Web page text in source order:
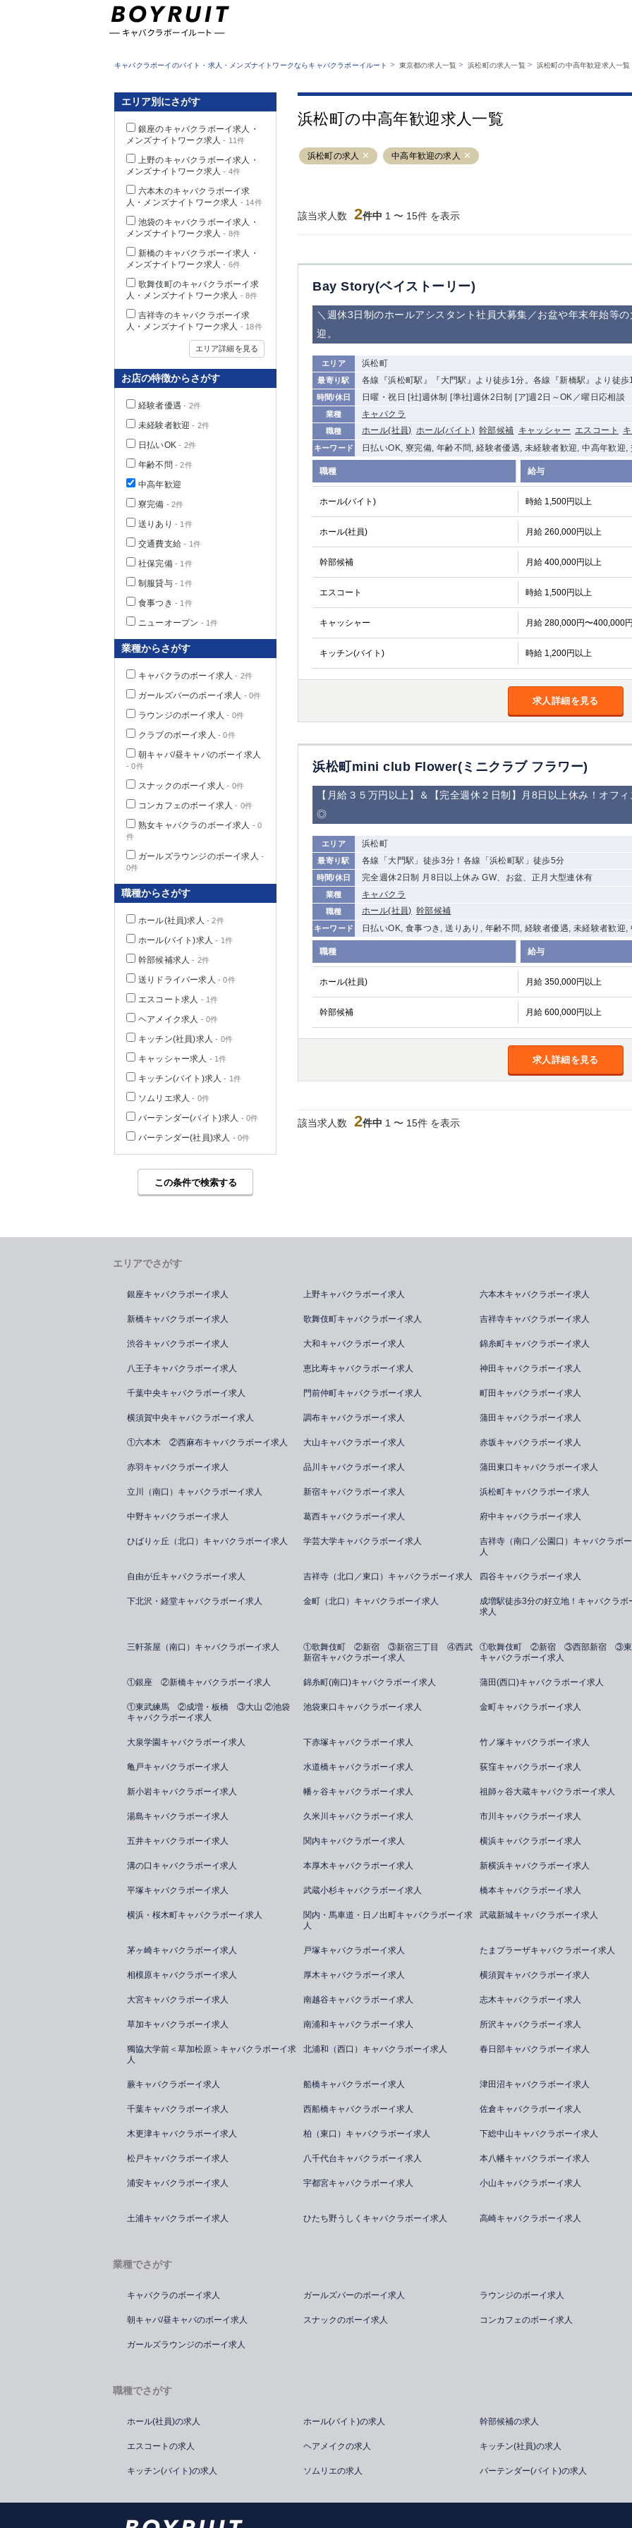
業種から探す
職種から探す
キャバクラボーイルートとは？
サイトマップ
キャバクラボーイのバイト・求人・メンズナイトワークならキャバクラボーイルート > 東京都の求人一覧 >浜松町の求人一覧> 浜松町の中高年歓迎求人一覧
浜松町の中高年歓迎求人一覧
浜松町の求人 中高年歓迎の求人
該当求人数 2件中 1 〜 15件 を表示
Bay Story(ベイストーリー)
＼週休3日制のホールアシスタント社員大募集／お盆や年末年始等
迎。
エリア 浜松町
最寄り駅 各線『浜松町駅』『大門駅』より徒歩1分。各線『新橋駅』より徒
時間/休日 日曜・祝日 [社]週休制 [準社]週休2日制 [ア]週2日～OK／曜日応相談
業種 キャバクラ
職種 ホール(社員) ホール(バイト) 幹部候補 キャッシャー エスコート
キーワード 日払いOK, 寮完備, 年齢不問, 経験者優遇, 未経験者歓迎, 中高年歓迎,
職種 給与
ホール(バイト) 時給 1,500円以上
ホール(社員) 月給 260,000円以上
幹部候補 月給 400,000円以上
エスコート 時給 1,500円以上
キャッシャー 月給 280,000円〜400,000
キッチン(バイト) 時給 1,200円以上
求人詳細を見る
浜松町mini club Flower(ミニクラブ フラワー)
【月給３５万円以上】＆【完全週休２日制】月8日以上休み！オフ
◎
エリア 浜松町
最寄り駅 各線「大門駅」徒歩3分！各線「浜松町駅」徒歩5分
時間/休日 完全週休2日制 月8日以上休み GW、お盆、正月大型連休有
業種 キャバクラ
職種 ホール(社員) 幹部候補
キーワード 日払いOK, 食事つき, 送りあり, 年齢不問, 経験者優遇, 未経験者歓迎,
職種 給与
ホール(社員) 月給 350,000円以上
幹部候補 月給 600,000円以上
求人詳細を見る
該当求人数 2件中 1 〜 15件 を表示
エリア別にさがす
銀座のキャバクラボーイ求人・
メンズナイトワーク求人 - 11件
上野のキャバクラボーイ求人・
メンズナイトワーク求人 - 4件
六本木のキャバクラボーイ求
人・メンズナイトワーク求人 - 14件
池袋のキャバクラボーイ求人・
メンズナイトワーク求人 - 8件
新橋のキャバクラボーイ求人・
メンズナイトワーク求人 - 6件
歌舞伎町のキャバクラボーイ求
人・メンズナイトワーク求人 - 8件
吉祥寺のキャバクラボーイ求
人・メンズナイトワーク求人 - 18件
エリア詳細を見る
お店の特徴からさがす
経験者優遇 - 2件
未経験者歓迎 - 2件
日払いOK - 2件
年齢不問 - 2件
中高年歓迎
寮完備 - 2件
送りあり - 1件
交通費支給 - 1件
社保完備- 1件
制服貸与- 1件
食事つき - 1件
ニューオープン - 1件
業種からさがす
キャバクラのボーイ求人 - 2件
ガールズバーのボーイ求人 - 0件
ラウンジのボーイ求人 - 0件
クラブのボーイ求人 - 0件
朝キャバ/昼キャバのボーイ求人
- 0件
スナックのボーイ求人 - 0件
コンカフェのボーイ求人 - 0件
熟女キャバクラのボーイ求人 - 0
件
ガールズラウンジのボーイ求人 -
0件
職種からさがす
ホール(社員)求人 - 2件
ホール(バイト)求人 - 1件
幹部候補求人 - 2件
送りドライバー求人 - 0件
エスコート求人 - 1件
ヘアメイク求人 - 0件
キッチン(社員)求人 - 0件
キャッシャー求人 - 1件
キッチン(バイト)求人 - 1件
ソムリエ求人 - 0件
バーテンダー(バイト)求人 - 0件
バーテンダー(社員)求人 - 0件
この条件で検索する
東京都 銀座 上野 六本木
池袋
立川
千葉中央 門前仲町
大山 赤坂
ひばりヶ丘（北
学芸大学
の好立地！
「赤羽駅」から
徒歩2分 ②東
京メトロ南北線
「赤羽岩淵駅」
宿
①歌舞伎町 ②
新宿
①銀座 ②新橋 錦糸町(南口) 蒲田(西口)
①東武練馬 ②
成増・板橋 ③
大山 ②池袋
下赤塚
浅草 新小岩
幡ヶ谷
小岩
湯島 久米川
市川
五井
関内
溝の口
新横浜
藤沢 平塚
武蔵小杉
小田原
関内・馬車道・
日ノ出町
武蔵新城
茅ヶ崎 たまプラーザ
大船
厚木
横須賀 桜木町
大宮 南越谷 志木
川越
南浦和
獨協大学前
加松原＞
春日部
千葉県 成田
千葉
柏（東口）
茂原
松戸 八千代台
本八幡
浦安
宇都宮
東武宇都宮（宇
都宮西口）
茨城県
群馬県 高崎
該当求人 0 件
エリアでさがす
銀座キャバクラボーイ求人 上野キャバクラボーイ求人 六本木キャバクラボーイ求人
新橋キャバクラボーイ求人 歌舞伎町キャバクラボーイ求人 吉祥寺キャバクラボーイ求人
渋谷キャバクラボーイ求人 大和キャバクラボーイ求人 錦糸町キャバクラボーイ求人
八王子キャバクラボーイ求人 恵比寿キャバクラボーイ求人 神田キャバクラボーイ求人
千葉中央キャバクラボーイ求人 門前仲町キャバクラボーイ求人 町田キャバクラボーイ求人
横須賀中央キャバクラボーイ求人 調布キャバクラボーイ求人 蒲田キャバクラボーイ求人
①六本木 ②西麻布キャバクラボーイ求人 大山キャバクラボーイ求人 赤坂キャバクラボーイ求人
赤羽キャバクラボーイ求人 品川キャバクラボーイ求人 蒲田東口キャバクラボーイ求人
立川（南口）キャバクラボーイ求人 新宿キャバクラボーイ求人 浜松町キャバクラボーイ求人
中野キャバクラボーイ求人 葛西キャバクラボーイ求人 府中キャバクラボーイ求人
ひばりヶ丘（北口）キャバクラボーイ求人 学芸大学キャバクラボーイ求人
吉祥寺（南口／公園口）キャバクラボ
人
自由が丘キャバクラボーイ求人 吉祥寺（北口／東口）キャバクラボーイ求人 四谷キャバクラボーイ求人
下北沢・経堂キャバクラボーイ求人 金町（北口）キャバクラボーイ求人
成増駅徒歩3分の好立地！キャバクラボ
求人
三軒茶屋（南口）キャバクラボーイ求人
①歌舞伎町 ②新宿 ③新宿三丁目 ④西武
新宿キャバクラボーイ求人
①歌舞伎町 ②新宿 ③西部新宿 ③東
キャバクラボーイ求人
①銀座 ②新橋キャバクラボーイ求人 錦糸町(南口)キャバクラボーイ求人 蒲田(西口)キャバクラボーイ求人
①東武練馬 ②成増・板橋 ③大山 ②池袋
キャバクラボーイ求人
池袋東口キャバクラボーイ求人 金町キャバクラボーイ求人
大泉学園キャバクラボーイ求人 下赤塚キャバクラボーイ求人 竹ノ塚キャバクラボーイ求人
亀戸キャバクラボーイ求人 水道橋キャバクラボーイ求人 荻窪キャバクラボーイ求人
新小岩キャバクラボーイ求人 幡ヶ谷キャバクラボーイ求人 祖師ヶ谷大蔵キャバクラボーイ求人
湯島キャバクラボーイ求人 久米川キャバクラボーイ求人 市川キャバクラボーイ求人
五井キャバクラボーイ求人 関内キャバクラボーイ求人 横浜キャバクラボーイ求人
溝の口キャバクラボーイ求人 本厚木キャバクラボーイ求人 新横浜キャバクラボーイ求人
平塚キャバクラボーイ求人 武蔵小杉キャバクラボーイ求人 橋本キャバクラボーイ求人
横浜・桜木町キャバクラボーイ求人
関内・馬車道・日ノ出町キャバクラボーイ求
人
武蔵新城キャバクラボーイ求人
茅ヶ崎キャバクラボーイ求人 戸塚キャバクラボーイ求人 たまプラーザキャバクラボーイ求人
相模原キャバクラボーイ求人 厚木キャバクラボーイ求人 横須賀キャバクラボーイ求人
大宮キャバクラボーイ求人 南越谷キャバクラボーイ求人 志木キャバクラボーイ求人
草加キャバクラボーイ求人 南浦和キャバクラボーイ求人 所沢キャバクラボーイ求人
獨協大学前＜草加松原＞キャバクラボーイ求
人
北浦和（西口）キャバクラボーイ求人 春日部キャバクラボーイ求人
蕨キャバクラボーイ求人 船橋キャバクラボーイ求人 津田沼キャバクラボーイ求人
千葉キャバクラボーイ求人 西船橋キャバクラボーイ求人 佐倉キャバクラボーイ求人
木更津キャバクラボーイ求人 柏（東口）キャバクラボーイ求人 下総中山キャバクラボーイ求人
松戸キャバクラボーイ求人 八千代台キャバクラボーイ求人 本八幡キャバクラボーイ求人
浦安キャバクラボーイ求人 宇都宮キャバクラボーイ求人 小山キャバクラボーイ求人
土浦キャバクラボーイ求人 ひたち野うしくキャバクラボーイ求人 高崎キャバクラボーイ求人
業種でさがす
キャバクラのボーイ求人 ガールズバーのボーイ求人 ラウンジのボーイ求人
朝キャバ/昼キャバのボーイ求人 スナックのボーイ求人 コンカフェのボーイ求人
ガールズラウンジのボーイ求人
職種でさがす
ホール(社員)の求人 ホール(バイト)の求人 幹部候補の求人
エスコートの求人 ヘアメイクの求人 キッチン(社員)の求人
キッチン(バイト)の求人 ソムリエの求人 バーテンダー(バイト)の求人